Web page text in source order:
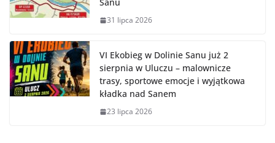
31 lipca 2026
VI Ekobieg w Dolinie Sanu już 2
sierpnia w Uluczu – malownicze
trasy, sportowe emocje i wyjątkowa
kładka nad Sanem
23 lipca 2026